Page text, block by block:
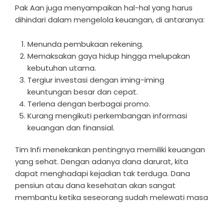
Pak Aan juga menyampaikan hal-hal yang harus
dihindari dalam mengelola keuangan, di antaranya:
Menunda pembukaan rekening.
Memaksakan gaya hidup hingga melupakan
kebutuhan utama.
Tergiur investasi dengan iming-iming
keuntungan besar dan cepat.
Terlena dengan berbagai promo.
Kurang mengikuti perkembangan informasi
keuangan dan finansial.
Tim Infi menekankan pentingnya memiliki keuangan
yang sehat. Dengan adanya dana darurat, kita
dapat menghadapi kejadian tak terduga. Dana
pensiun atau dana kesehatan akan sangat
membantu ketika seseorang sudah melewati masa